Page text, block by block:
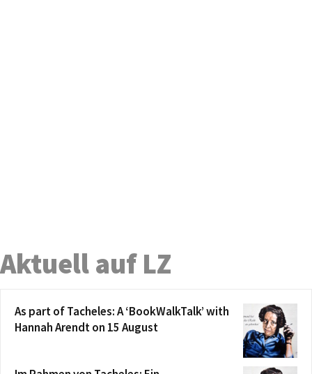
Aktuell auf LZ
As part of Tacheles: A ‘BookWalkTalk’ with
Hannah Arendt on 15 August